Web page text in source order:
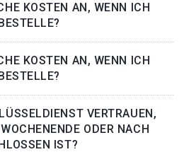
KOSTEN AN, WENN ICH
KOSTEN AN, WENN ICH
VERTRAUEN,
ODER NACH
IST?